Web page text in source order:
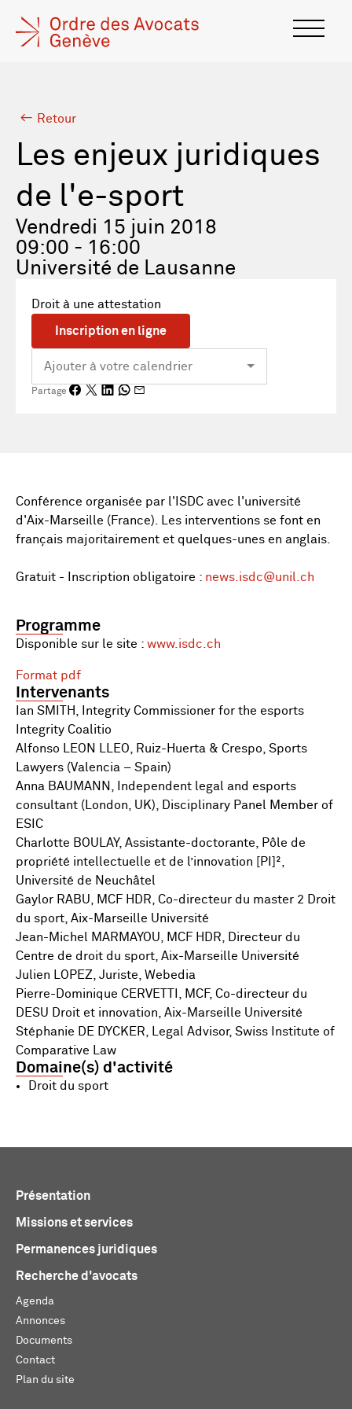
Retour
Les enjeux juridiques
de l'e-sport
Vendredi 15 juin 2018
09:00 - 16:00
Université de Lausanne
Droit à une attestation
Inscription en ligne
Partage
Conférence organisée par l'ISDC avec l'université
d'Aix-Marseille (France). Les interventions se font en
français majoritairement et quelques-unes en anglais.
Gratuit - Inscription obligatoire : news.isdc@unil.ch
Programme
Disponible sur le site : www.isdc.ch
Format pdf
Intervenants
Ian SMITH, Integrity Commissioner for the esports
Integrity Coalitio
Alfonso LEON LLEO, Ruiz-Huerta & Crespo, Sports
Lawyers (Valencia – Spain)
Anna BAUMANN, Independent legal and esports
consultant (London, UK), Disciplinary Panel Member of
ESIC
Charlotte BOULAY, Assistante-doctorante, Pôle de
propriété intellectuelle et de l’innovation [PI]²,
Université de Neuchâtel
Gaylor RABU, MCF HDR, Co-directeur du master 2 Droit
du sport, Aix-Marseille Université
Jean-Michel MARMAYOU, MCF HDR, Directeur du
Centre de droit du sport, Aix-Marseille Université
Julien LOPEZ, Juriste, Webedia
Pierre-Dominique CERVETTI, MCF, Co-directeur du
DESU Droit et innovation, Aix-Marseille Université
Stéphanie DE DYCKER, Legal Advisor, Swiss Institute of
Comparative Law
Domaine(s) d'activité
Droit du sport
Présentation
Missions et services
Permanences juridiques
Recherche d'avocats
Agenda
Annonces
Documents
Contact
Plan du site